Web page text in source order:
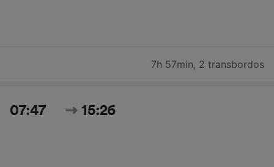
7h 57min, 2 transbordos
07:47 15:26